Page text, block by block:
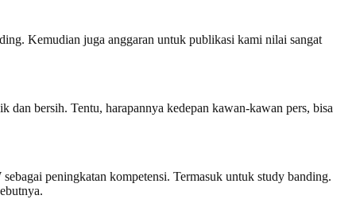
Kemudian juga anggaran untuk publikasi kami nilai sangat
bersih. Tentu, harapannya kedepan kawan-kawan pers, bisa
peningkatan kompetensi. Termasuk untuk study banding.